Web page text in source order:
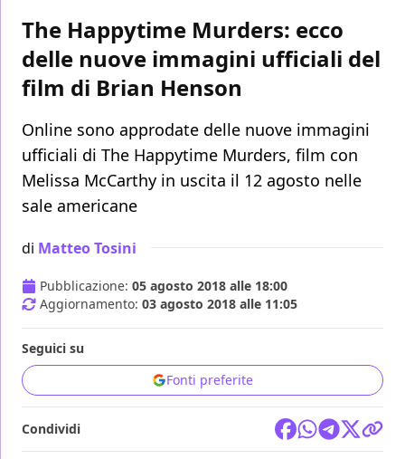
The Happytime Murders: ecco
delle nuove immagini ufficiali del
film di Brian Henson
Online sono approdate delle nuove immagini
ufficiali di The Happytime Murders, film con
Melissa McCarthy in uscita il 12 agosto nelle
sale americane
di Matteo Tosini
Pubblicazione: 05 agosto 2018 alle 18:00
Aggiornamento: 03 agosto 2018 alle 11:05
Seguici su
Fonti preferite
Condividi